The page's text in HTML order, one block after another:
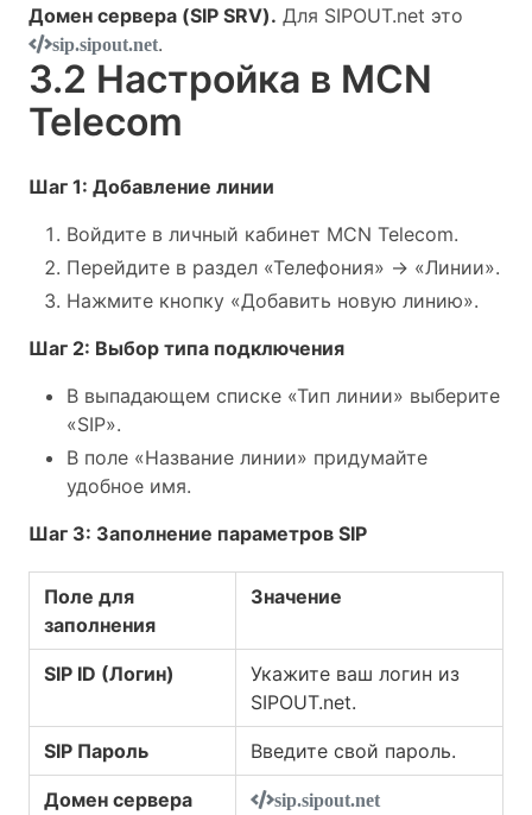
Домен сервера (SIP SRV). Для SIPOUT.net это
sip.sipout.net.
3.2 Настройка в MCN
Telecom
Шаг 1: Добавление линии
Войдите в личный кабинет MCN Telecom.
Перейдите в раздел «Телефония» -> «Линии».
Нажмите кнопку «Добавить новую линию».
Шаг 2: Выбор типа подключения
В выпадающем списке «Тип линии» выберите
«SIP».
В поле «Название линии» придумайте
удобное имя.
Шаг 3: Заполнение параметров SIP
Поле для
заполнения
Значение
SIP ID (Логин)
Укажите ваш логин из
SIPOUT.net.
SIP Пароль Введите свой пароль.
Домен сервера
sip.sipout.net